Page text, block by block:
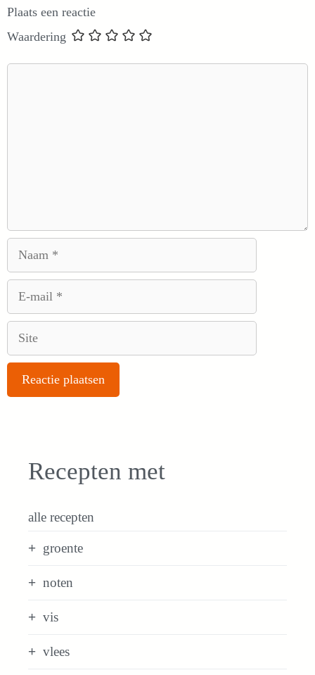
Plaats een reactie
Waardering
Recepten met
alle recepten
groente
noten
vis
vlees